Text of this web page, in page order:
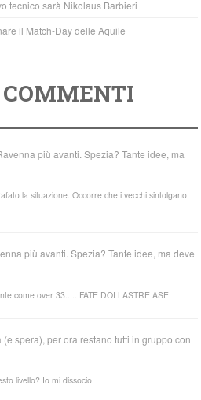
tecnico sarà Nikolaus Barbieri
il Match-Day delle Aquile
più avanti. Spezia? Tante idee, ma
la situazione. Occorre che i vecchi sintolgano
più avanti. Spezia? Tante idee, ma deve
come over 33..... FATE DOI LASTRE ASE
(e spera), per ora restano tutti in gruppo con
livello? Io mi dissocio.